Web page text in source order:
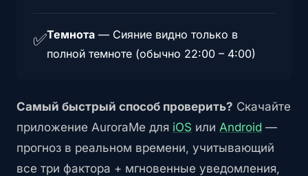
✅Темнота — Сияние видно только в
полной темноте (обычно 22:00 – 4:00)
Самый быстрый способ проверить? Скачайте
приложение AuroraMe для iOS или Android —
прогноз в реальном времени, учитывающий
все три фактора + мгновенные уведомления,